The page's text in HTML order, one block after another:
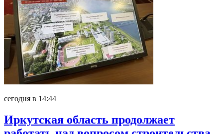
сегодня в 14:44
Иркутская область продолжает